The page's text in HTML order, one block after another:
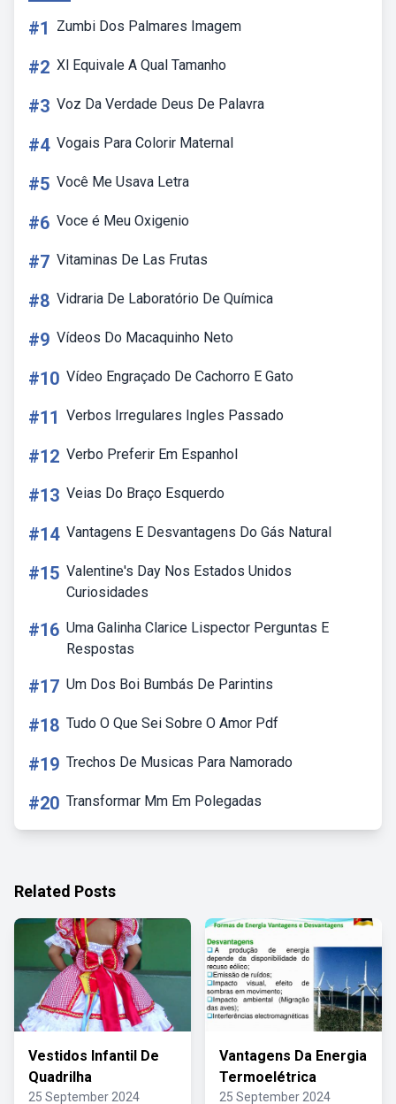
#1 Zumbi Dos Palmares Imagem
#2 Xl Equivale A Qual Tamanho
#3 Voz Da Verdade Deus De Palavra
#4 Vogais Para Colorir Maternal
#5 Você Me Usava Letra
#6 Voce é Meu Oxigenio
#7 Vitaminas De Las Frutas
#8 Vidraria De Laboratório De Química
#9 Vídeos Do Macaquinho Neto
#10 Vídeo Engraçado De Cachorro E Gato
#11 Verbos Irregulares Ingles Passado
#12 Verbo Preferir Em Espanhol
#13 Veias Do Braço Esquerdo
#14 Vantagens E Desvantagens Do Gás Natural
#15 Valentine's Day Nos Estados Unidos
Curiosidades
#16 Uma Galinha Clarice Lispector Perguntas E
Respostas
#17 Um Dos Boi Bumbás De Parintins
#18 Tudo O Que Sei Sobre O Amor Pdf
#19 Trechos De Musicas Para Namorado
#20 Transformar Mm Em Polegadas
Related Posts
Vestidos Infantil De
Quadrilha
25 September 2024
Vantagens Da Energia
Termoelétrica
25 September 2024